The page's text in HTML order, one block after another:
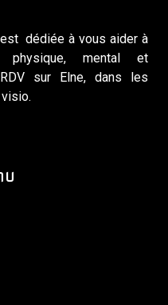
dédiée à vous aider à
physique, mental et
sur Elne, dans les